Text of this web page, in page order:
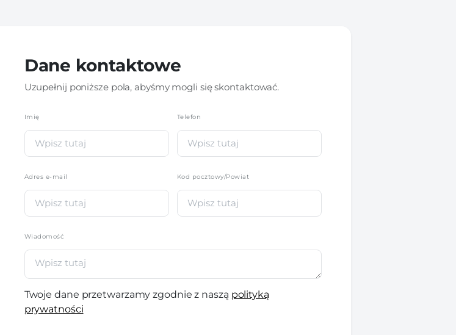
Dane kontaktowe
Uzupełnij poniższe pola, abyśmy mogli się skontaktować.
Imię Telefon
Adres e-mail Kod pocztowy/Powiat
Wiadomość
Twoje dane przetwarzamy zgodnie z naszą polityką
prywatności